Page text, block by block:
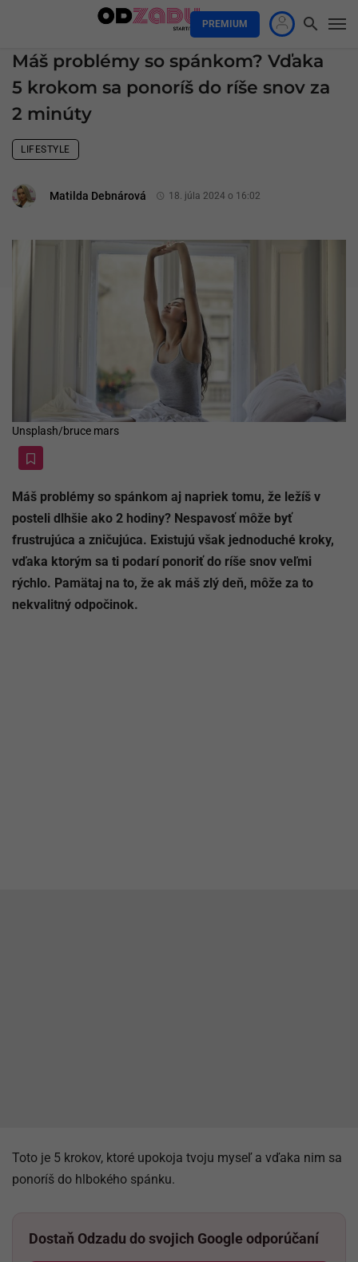
PREMIUM
Máš problémy so spánkom? Vďaka
5 krokom sa ponoríš do ríše snov za
2 minúty
LIFESTYLE
Matilda Debnárová 18. júla 2024 o 16:02
Unsplash/bruce mars
Máš problémy so spánkom aj napriek tomu, že ležíš v
posteli dlhšie ako 2 hodiny? Nespavosť môže byť
frustrujúca a zničujúca. Existujú však jednoduché kroky,
vďaka ktorým sa ti podarí ponoriť do ríše snov veľmi
rýchlo. Pamätaj na to, že ak máš zlý deň, môže za to
nekvalitný odpočinok.
Toto je 5 krokov, ktoré upokoja tvoju myseľ a vďaka nim sa
ponoríš do hlbokého spánku.
Dostaň Odzadu do svojich Google odporúčaní